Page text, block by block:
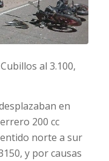
al 3.100,
en
200 cc
norte a sur
y por causas